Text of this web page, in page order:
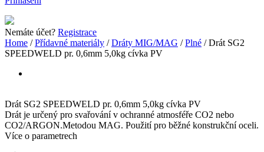
Nemáte účet? Registrace
Home /Přídavné materiály /Dráty MIG/MAG /Plné / Drát SG2
SPEEDWELD pr. 0,6mm 5,0kg cívka PV
Drát SG2 SPEEDWELD pr. 0,6mm 5,0kg cívka PV
Drát je určený pro svařování v ochranné atmosféře CO2 nebo
CO2/ARGON.Metodou MAG. Použití pro běžné konstrukční oceli.
Více o parametrech